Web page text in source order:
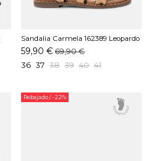
Sandalia Carmela 162389 Leopardo
59,90 € 69,90 €
36 37 38 39 40 41
Rebajado/ -22%